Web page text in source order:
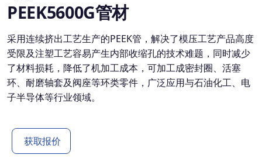
PEEK5600G管材
采用连续挤出工艺生产的PEEK管，解决了模压工艺产品高度
受限及注塑工艺容易产生内部收缩孔的技术难题，同时减少
了材料损耗，降低了机加工成本，可加工成密封圈、活塞
环、耐磨轴套及阀座等环类零件，广泛应用与石油化工、电
子半导体等行业领域。
获取报价